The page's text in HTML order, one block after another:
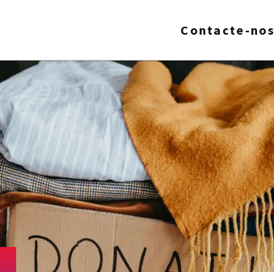
Contacte-nos